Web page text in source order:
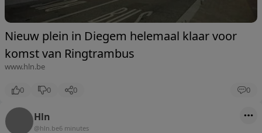
Nieuw plein in Diegem helemaal klaar voor
komst van Ringtrambus
www.hln.be
0 0 0 0
Hln
@hln.be6 minutes